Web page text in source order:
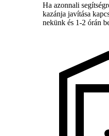
Ha azonnali
kazánja javítása
nekünk és 1-2 órán